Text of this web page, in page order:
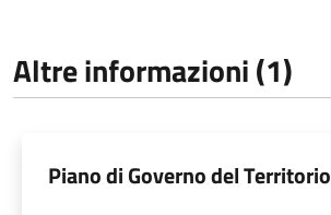
Altre informazioni (1)
Piano di Governo del Territorio